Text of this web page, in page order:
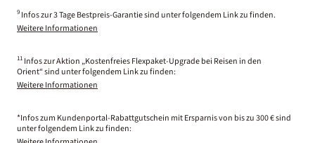
9 Infos zur 3 Tage Bestpreis-Garantie sind unter folgendem Link zu finden.
Weitere Informationen
11 Infos zur Aktion „Kostenfreies Flexpaket-Upgrade bei Reisen in den
Orient“ sind unter folgendem Link zu finden:
Weitere Informationen
*Infos zum Kundenportal-Rabattgutschein mit Ersparnis von bis zu 300 € sind
unter folgendem Link zu finden: